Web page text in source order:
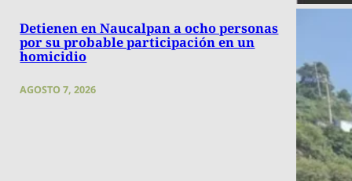
Detienen en Naucalpan a ocho personas
por su probable participación en un
homicidio
AGOSTO 7, 2026